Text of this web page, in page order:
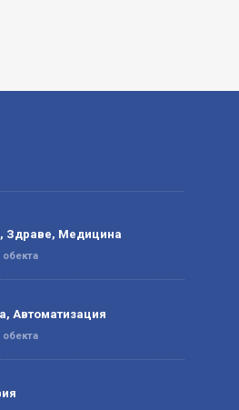
Здраве, Медицина
обекта
Автоматизация
обекта